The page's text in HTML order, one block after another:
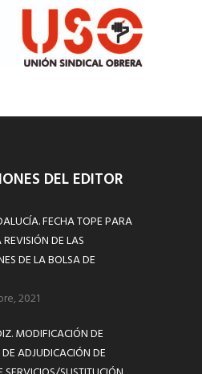
DEL EDITOR
FECHA TOPE PARA
DE LAS
DE LA BOLSA DE
2021
MODIFICACIÓN DE
ADJUDICACIÓN DE